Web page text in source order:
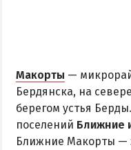
Макорты —
Бердянска, на
берегом устья
поселений Ближние
Ближние Макорты —